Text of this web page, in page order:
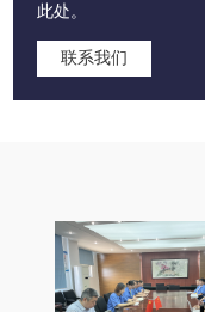
此处。
联系我们